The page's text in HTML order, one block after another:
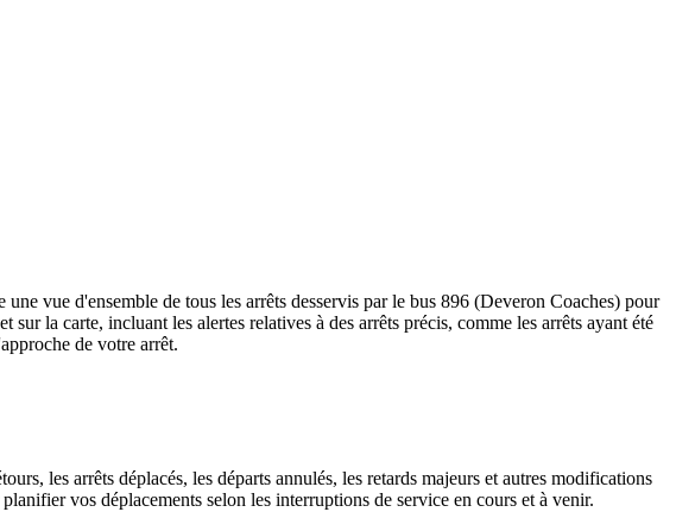
vue d'ensemble de tous les arrêts desservis par le bus 896 (Deveron Coaches) pour
sur la carte, incluant les alertes relatives à des arrêts précis, comme les arrêts ayant été
de votre arrêt.
les arrêts déplacés, les départs annulés, les retards majeurs et autres modifications
vos déplacements selon les interruptions de service en cours et à venir.